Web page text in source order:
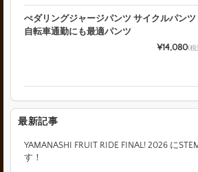
ぺダリングジャージパンツ サイクルパンツ
自転車通勤にも最適パンツ
¥14,080(税
最新記事
YAMANASHI FRUIT RIDE FINAL! 2026 に
す！